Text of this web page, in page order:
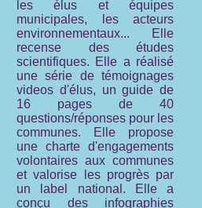
les élus et équipes
municipales, les acteurs
environnementaux... Elle
recense des études
scientifiques. Elle a réalisé
une série de témoignages
videos d'élus, un guide de
16 pages de 40
questions/réponses pour les
communes. Elle propose
une charte d'engagements
volontaires aux communes
et valorise les progrès par
un label national. Elle a
conçu des infographies